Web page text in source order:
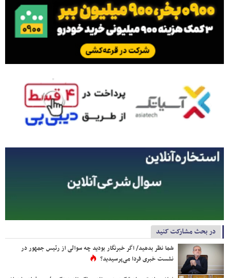
در بحث مشارکت کنید
شما نظر بدهید/ اگر خبرنگار بودید چه سوالی از رئیس جمهور در
نشست خبری فردا می‌پرسیدید؟